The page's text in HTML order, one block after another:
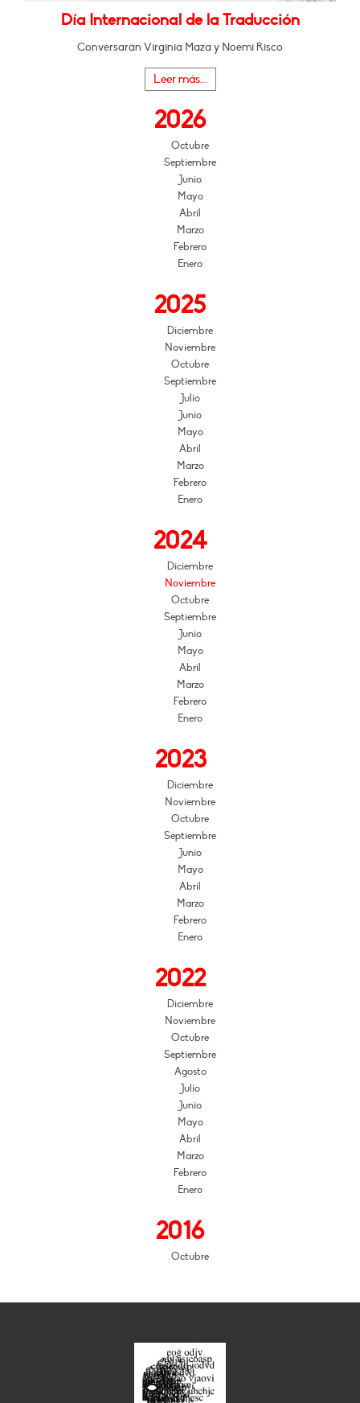
Día Internacional de la Traducción
Conversarán Virginia Maza y Noemi Risco
Leer más...
2026
Octubre
Septiembre
Junio
Mayo
Abril
Marzo
Febrero
Enero
2025
Diciembre
Noviembre
Octubre
Septiembre
Julio
Junio
Mayo
Abril
Marzo
Febrero
Enero
2024
Diciembre
Noviembre
Octubre
Septiembre
Junio
Mayo
Abril
Marzo
Febrero
Enero
2023
Diciembre
Noviembre
Octubre
Septiembre
Junio
Mayo
Abril
Marzo
Febrero
Enero
2022
Diciembre
Noviembre
Octubre
Septiembre
Agosto
Julio
Junio
Mayo
Abril
Marzo
Febrero
Enero
2016
Octubre